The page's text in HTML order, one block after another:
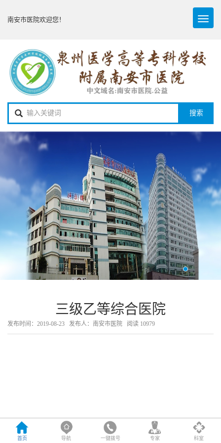
南安市医院欢迎您！
搜索
三级乙等综合医院
发布时间：2019-08-23 发布人：南安市医院 阅读 10979
首页 导航 一键拨号 专家 科室